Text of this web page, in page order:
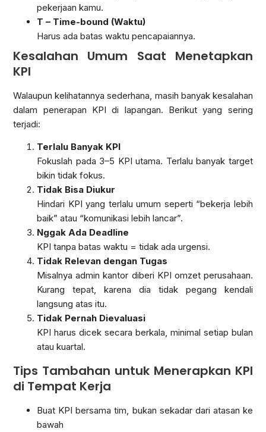
pekerjaan kamu.
T – Time-bound (Waktu)
Harus ada batas waktu pencapaiannya.
Kesalahan Umum Saat Menetapkan
KPI
Walaupun kelihatannya sederhana, masih banyak kesalahan
dalam penerapan KPI di lapangan. Berikut yang sering
terjadi:
Terlalu Banyak KPI
Fokuslah pada 3–5 KPI utama. Terlalu banyak target
bikin tidak fokus.
Tidak Bisa Diukur
Hindari KPI yang terlalu umum seperti “bekerja lebih
baik” atau “komunikasi lebih lancar”.
Nggak Ada Deadline
KPI tanpa batas waktu = tidak ada urgensi.
Tidak Relevan dengan Tugas
Misalnya admin kantor diberi KPI omzet perusahaan.
Kurang tepat, karena dia tidak pegang kendali
langsung atas itu.
Tidak Pernah Dievaluasi
KPI harus dicek secara berkala, minimal setiap bulan
atau kuartal.
Tips Tambahan untuk Menerapkan KPI
di Tempat Kerja
Buat KPI bersama tim, bukan sekadar dari atasan ke
bawah